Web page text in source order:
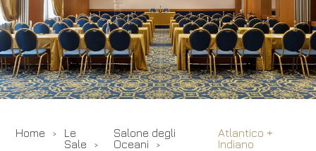
Le Sale
Ristorazione
Camere
Gallery
Contatti
Home
Le
Sale
Salone degli
Oceani
Atlantico +
Indiano